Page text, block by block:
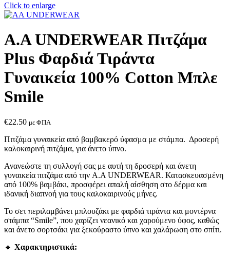
Click to enlarge
A.A UNDERWEAR Πιτζάμα
Plus Φαρδιά Τιράντα
Γυναικεία 100% Cotton Μπλε
Smile
€22.50 με ΦΠΑ
Πιτζάμα γυναικεία από βαμβακερό ύφασμα με στάμπα. Δροσερή
καλοκαιρινή πιτζάμα, για άνετο ύπνο.
Ανανεώστε τη συλλογή σας με αυτή τη δροσερή και άνετη
γυναικεία πιτζάμα από την A.A UNDERWEAR. Κατασκευασμένη
από 100% βαμβάκι, προσφέρει απαλή αίσθηση στο δέρμα και
ιδανική διαπνοή για τους καλοκαιρινούς μήνες.
Το σετ περιλαμβάνει μπλουζάκι με φαρδιά τιράντα και μοντέρνα
στάμπα “Smile”, που χαρίζει νεανικό και χαρούμενο ύφος, καθώς
και άνετο σορτσάκι για ξεκούραστο ύπνο και χαλάρωση στο σπίτι.
🔹 Χαρακτηριστικά: